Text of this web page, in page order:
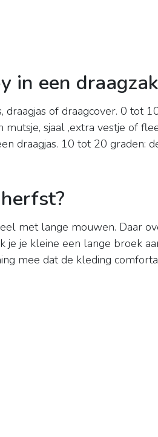
in een
draagjas of draagcover. 0 tot
mutsje, sjaal ,extra vestje of
draagjas. 10 tot 20 graden:
met lange mouwen. Daar
je je kleine een lange broek
mee dat de kleding